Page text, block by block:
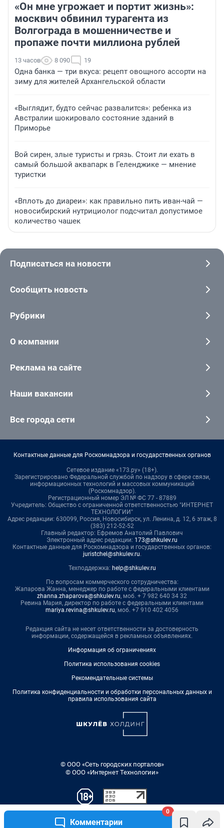
Комментарии
0
«Он мне угрожает и портит жизнь»:
москвич обвинил турагента из
Волгограда в мошенничестве и
пропаже почти миллиона рублей
13 часов 8 090 19
Одна банка — три вкуса: рецепт овощного ассорти на
зиму для жителей Архангельской области
«Выглядит, будто сейчас развалится»: ребенка из
Австралии шокировало состояние зданий в
Приморье
Вой сирен, злые туристы и грязь. Стоит ли ехать в
самый большой аквапарк в Геленджике — мнение
туристки
«Вплоть до диареи»: как правильно пить иван-чай —
новосибирский нутрициолог подсчитал допустимое
количество чашек
Подписаться на новости
Сообщить новость
Рубрики
О компании
Реклама на сайте
Наши вакансии
Все города сети
Контактные данные для Роскомнадзора и государственных органов
Сетевое издание «173.ру» (18+).
Зарегистрировано Федеральной службой по надзору в сфере связи,
информационных технологий и массовых коммуникаций
(Роскомнадзор).
Регистрационный номер ЭЛ № ФС 77 - 87889
Учредитель: Общество с ограниченной ответственностью "ИНТЕРНЕТ
ТЕХНОЛОГИИ"
Адрес редакции: 630099, Россия, Новосибирск, ул. Ленина, д. 12, 6 этаж, 8
(383) 212-52-52
Главный редактор: Ефремов Анатолий Павлович
Электронный адрес редакции: 173@shkulev.ru
Контактные данные для Роскомнадзора и государственных органов:
juristchel@shkulev.ru.
Техподдержка: help@shkulev.ru
По вопросам коммерческого сотрудничества:
Жапарова Жанна, менеджер по работе с федеральными клиентами
zhanna.zhaparova@shkulev.ru, моб. + 7 982 640 34 32
Ревина Мария, директор по работе с федеральными клиентами
mariya.revina@shkulev.ru, моб. +7 910 402 4056
Редакция сайта не несет ответственности за достоверность
информации, содержащейся в рекламных объявлениях.
Информация об ограничениях
Политика использования cookies
Рекомендательные системы
Политика конфиденциальности и обработки персональных данных и
правила использования сайта
© ООО «Сеть городских порталов»
© ООО «Интернет Технологии»